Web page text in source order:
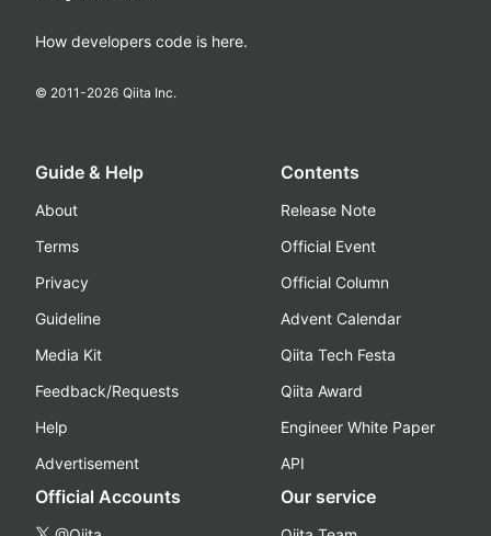
How developers code is here.
© 2011-2026 Qiita Inc.
Guide & Help
About
Terms
Privacy
Guideline
Media Kit
Feedback/Requests
Help
Advertisement
Contents
Release Note
Official Event
Official Column
Advent Calendar
Qiita Tech Festa
Qiita Award
Engineer White Paper
API
Official Accounts Our service